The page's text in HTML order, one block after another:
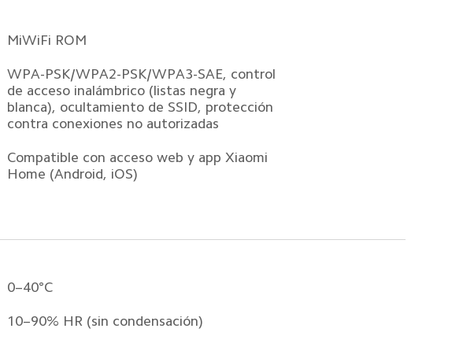
MiWiFi ROM
WPA-PSK/WPA2-PSK/WPA3-SAE, control
de acceso inalámbrico (listas negra y
blanca), ocultamiento de SSID, protección
contra conexiones no autorizadas
Compatible con acceso web y app Xiaomi
Home (Android, iOS)
0–40°C
10–90% HR (sin condensación)